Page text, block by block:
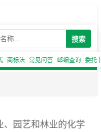
搜索
商标法 常见问答 邮编查询 委托
、园艺和林业的化学